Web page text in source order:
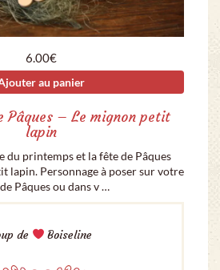
6.00€
au panier
Pâques – Le mignon petit
lapin
du printemps et la fête de Pâques
lapin. Personnage à poser sur votre
Pâques ou dans v …
de Boiseline